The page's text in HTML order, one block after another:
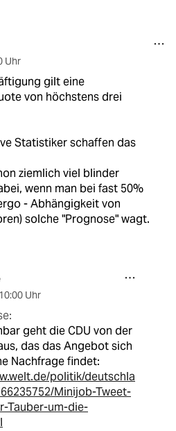
Uhr
gilt eine
von höchstens drei
Statistiker schaffen das
ziemlich viel blinder
wenn man bei fast 50%
- Abhängigkeit von
solche "Prognose" wagt.
10:00 Uhr
geht die CDU von der
das das Angebot sich
Nachfrage findet:
politik/deutschla
Minijob-Tweet-
Tauber-um-die-